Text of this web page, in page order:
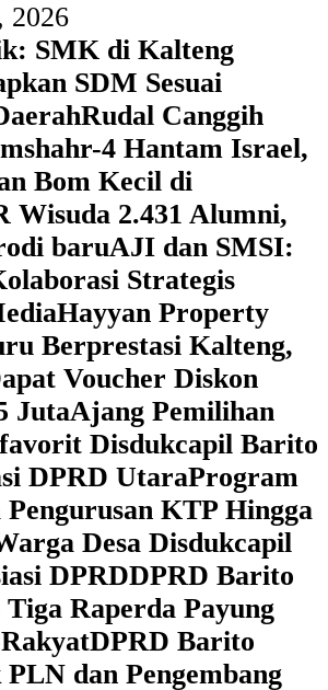
2026
SMK di Kalteng
SDM Sesuai
Rudal Canggih
4 Hantam Israel,
Bom Kecil di
Wisuda 2.431 Alumni,
baruAJI dan SMSI:
Strategis
Hayyan Property
Berprestasi Kalteng,
Voucher Diskon
JutaAjang Pemilihan
Disdukcapil Barito
DPRD UtaraProgram
KTP Hingga
Desa Disdukcapil
DPRDDPRD Barito
Raperda Payung
DPRD Barito
dan Pengembang